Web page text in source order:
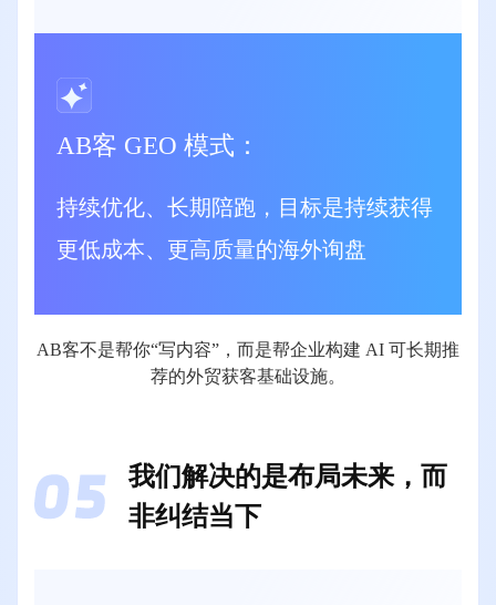
AB客 GEO 模式：
持续优化、长期陪跑，目标是持续获得
更低成本、更高质量的海外询盘
AB客不是帮你“写内容”，⽽是帮企业构建 AI 可⻓期推
荐的外贸获客基础设施。
我们解决的是布局未来，而
非纠结当下